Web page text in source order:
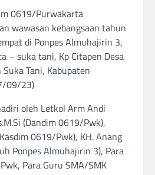
0619/Purwakarta
wawasan kebangsaan tahun
di Ponpes Almuhajirin 3,
– suka tani, Kp Citapen Desa
Tani, Kabupaten
09/23)
oleh Letkol Arm Andi
(Dandim 0619/Pwk),
0619/Pwk), KH. Anang
Ponpes Almuhajirin 3), Para
Para Guru SMA/SMK